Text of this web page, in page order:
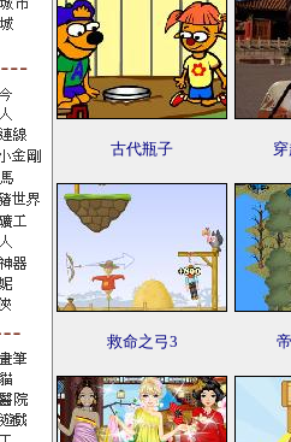
古代瓶子
救命之弓3